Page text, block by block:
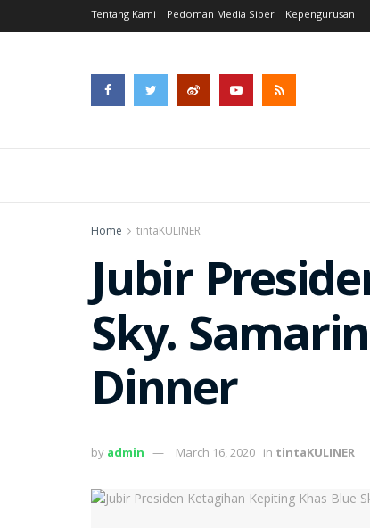
Tentang Kami Pedoman Media Siber Kepengurusan
Home tintaKULINER
Jubir
Sky.
Dinner
by admin March 16, 2020 in tintaKULINER